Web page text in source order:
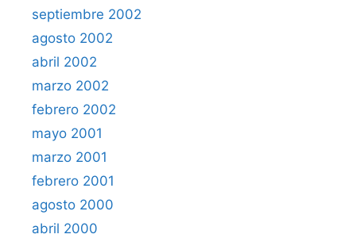
septiembre 2002
agosto 2002
abril 2002
marzo 2002
febrero 2002
mayo 2001
marzo 2001
febrero 2001
agosto 2000
abril 2000